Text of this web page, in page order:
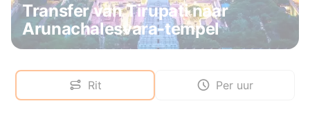
Transfer van Tirupati naar
Arunachalesvara-tempel
Rit Per uur